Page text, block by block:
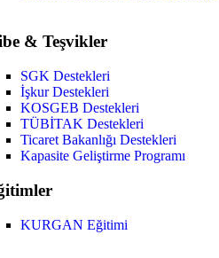
& Teşvikler
SGK Destekleri
İşkur Destekleri
KOSGEB Destekleri
TÜBİTAK Destekleri
Ticaret Bakanlığı Destekleri
Kapasite Geliştirme Programı
KURGAN Eğitimi